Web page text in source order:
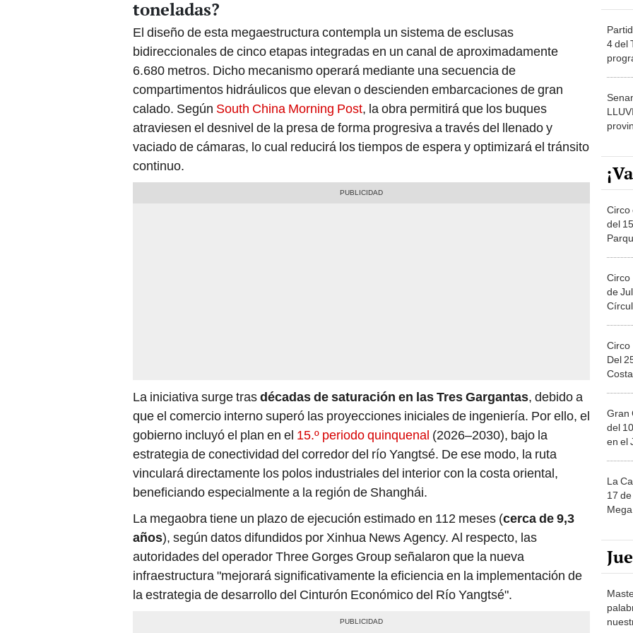
toneladas?
El diseño de esta megaestructura contempla un sistema de esclusas
bidireccionales de cinco etapas integradas en un canal de aproximadamente
6.680 metros. Dicho mecanismo operará mediante una secuencia de
compartimentos hidráulicos que elevan o descienden embarcaciones de gran
calado. Según South China Morning Post, la obra permitirá que los buques
atraviesen el desnivel de la presa de forma progresiva a través del llenado y
vaciado de cámaras, lo cual reducirá los tiempos de espera y optimizará el tránsito
continuo.
La iniciativa surge trasdécadas de saturación en las Tres Gargantas, debido a
que el comercio interno superó las proyecciones iniciales de ingeniería. Por ello, el
gobierno incluyó el plan en el 15.º periodo quinquenal (2026–2030), bajo la
estrategia de conectividad del corredor del río Yangtsé. De ese modo, la ruta
vinculará directamente los polos industriales del interior con la costa oriental,
beneficiando especialmente a la región de Shanghái.
La megaobra tiene un plazo de ejecución estimado en 112 meses (cerca de 9,3
años), según datos difundidos por Xinhua News Agency. Al respecto, las
autoridades del operador Three Gorges Group señalaron que la nueva
infraestructura "mejorará significativamente la eficiencia en la implementación de
la estrategia de desarrollo del Cinturón Económico del Río Yangtsé".
4 del
Circo
del
Circo
de
Circo
Del
Gran
del
en el
La
17